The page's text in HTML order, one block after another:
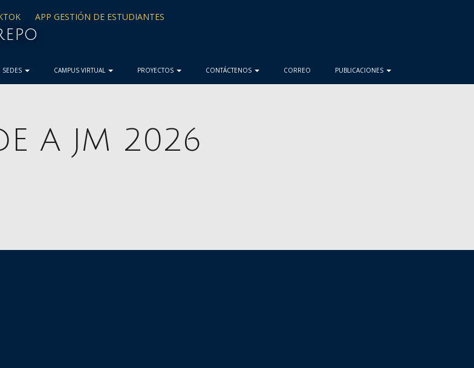
APP GESTIÓN DE ESTUDIANTES
SEDES CAMPUS VIRTUAL PROYECTOS CONTÁCTENOS CORREO PUBLICACIONES
A JM 2026